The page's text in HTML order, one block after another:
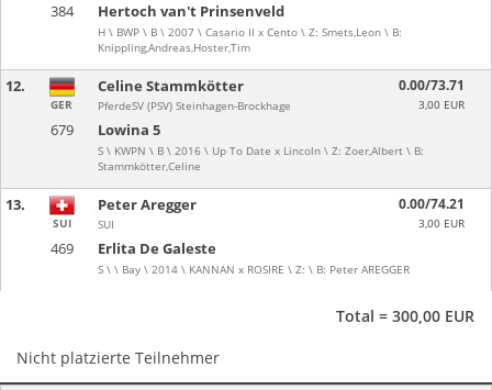
384 Hertoch van't Prinsenveld
H \ BWP \ B \ 2007 \ Casario II x Cento \ Z: Smets,Leon \ B:
Knippling,Andreas,Hoster,Tim
12.
679 Lowina 5
S \ KWPN \ B \ 2016 \ Up To Date x Lincoln \ Z: Zoer,Albert \ B:
Stammkötter,Celine
GER
Celine Stammkötter
PferdeSV (PSV) Steinhagen-Brockhage
0.00/73.71
3,00 EUR
13.
469 Erlita De Galeste
S \ \ Bay \ 2014 \ KANNAN x ROSIRE \ Z: \ B: Peter AREGGER
SUI
Peter Aregger
SUI
0.00/74.21
3,00 EUR
Total = 300,00 EUR
Nicht platzierte Teilnehmer